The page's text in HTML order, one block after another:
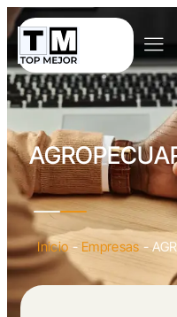
Inicio - Empresas-